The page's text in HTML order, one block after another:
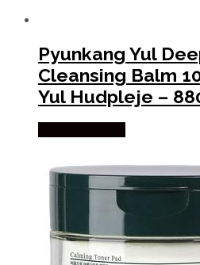
Pyunkang Yul
Cleansing Balm
Yul Hudpleje –